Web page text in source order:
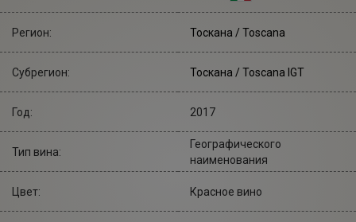
Регион: Тоскана / Toscana
Субрегион: Тоскана / Toscana IGT
Год: 2017
Тип вина:
Географического
наименования
Цвет: Красное вино